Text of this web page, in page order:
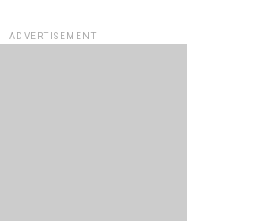
ADVERTISEMENT